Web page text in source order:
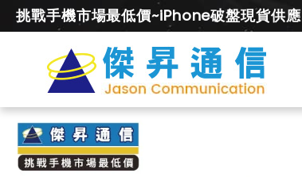
挑戰手機市場最低價~iPhone破盤現貨供應